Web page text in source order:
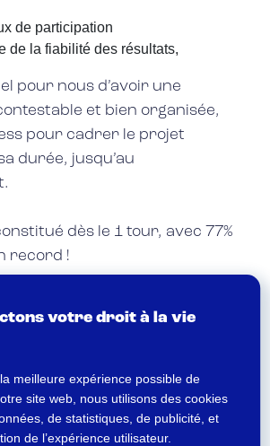
de participation
de la fiabilité des résultats,
pour nous d’avoir une
et bien organisée,
pour cadrer le projet
durée, jusqu’au
dès le 1 tour, avec 77%
record !
nous donner votre avis sur
?
avions déjà une certaine
l’organisation de scrutins,
élection est une aventure en
votre droit à la vie
meilleure expérience possible de
site web, nous utilisons des cookies
de statistiques, de publicité, et
de l’expérience utilisateur.